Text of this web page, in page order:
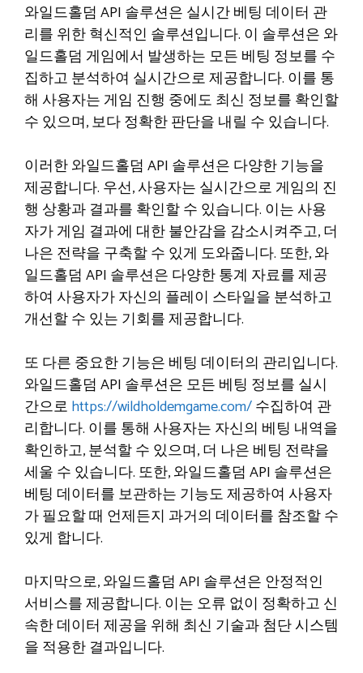
와일드홀덤 API 솔루션은 실시간 베팅 데이터 관
리를 위한 혁신적인 솔루션입니다. 이 솔루션은 와
일드홀덤 게임에서 발생하는 모든 베팅 정보를 수
집하고 분석하여 실시간으로 제공합니다. 이를 통
해 사용자는 게임 진행 중에도 최신 정보를 확인할
수 있으며, 보다 정확한 판단을 내릴 수 있습니다.
이러한 와일드홀덤 API 솔루션은 다양한 기능을
제공합니다. 우선, 사용자는 실시간으로 게임의 진
행 상황과 결과를 확인할 수 있습니다. 이는 사용
자가 게임 결과에 대한 불안감을 감소시켜주고, 더
나은 전략을 구축할 수 있게 도와줍니다. 또한, 와
일드홀덤 API 솔루션은 다양한 통계 자료를 제공
하여 사용자가 자신의 플레이 스타일을 분석하고
개선할 수 있는 기회를 제공합니다.
또 다른 중요한 기능은 베팅 데이터의 관리입니다.
와일드홀덤 API 솔루션은 모든 베팅 정보를 실시
간으로 https://wildholdemgame.com/수집하여 관
리합니다. 이를 통해 사용자는 자신의 베팅 내역을
확인하고, 분석할 수 있으며, 더 나은 베팅 전략을
세울 수 있습니다. 또한, 와일드홀덤 API 솔루션은
베팅 데이터를 보관하는 기능도 제공하여 사용자
가 필요할 때 언제든지 과거의 데이터를 참조할 수
있게 합니다.
마지막으로, 와일드홀덤 API 솔루션은 안정적인
서비스를 제공합니다. 이는 오류 없이 정확하고 신
속한 데이터 제공을 위해 최신 기술과 첨단 시스템
을 적용한 결과입니다.